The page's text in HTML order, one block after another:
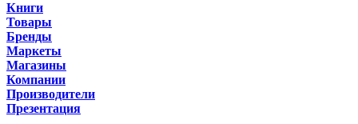
Книги
Товары
Бренды
Маркеты
Магазины
Компании
Производители
Презентация